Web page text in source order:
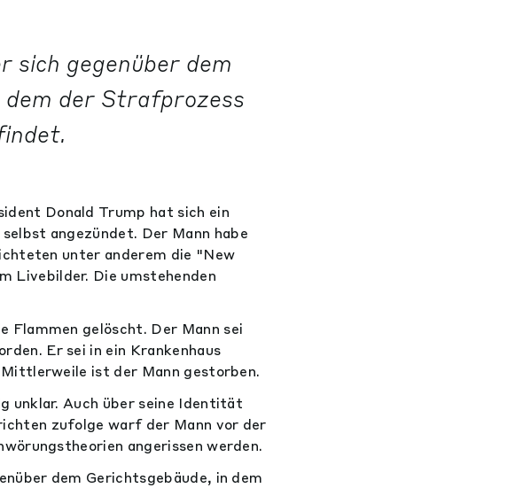
sich gegenüber dem
dem der Strafprozess
Donald Trump hat sich ein
angezündet. Der Mann habe
unter anderem die "New
Livebilder. Die umstehenden
Flammen gelöscht. Der Mann sei
Er sei in ein Krankenhaus
ist der Mann gestorben.
unklar. Auch über seine Identität
zufolge warf der Mann vor der
angerissen werden.
dem Gerichtsgebäude, in dem